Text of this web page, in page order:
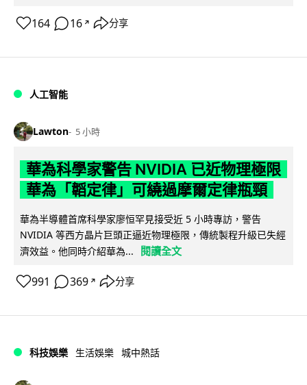
164 16 ↗ 分享
人工智能
Lawton 5 小時
華為科學家警告 NVIDIA 已近物理極限
華為「韜定律」可繞過摩爾定律瓶頸
華為半導體首席科學家廖恒罕見接受近 5 小時專訪，警告
NVIDIA 等西方晶片巨頭正逼近物理極限，傳統製程升級已失經
濟效益。他同時介紹華為...
閱讀全文
991 369 ↗ 分享
科技娛樂 生活娛樂 城中熱話